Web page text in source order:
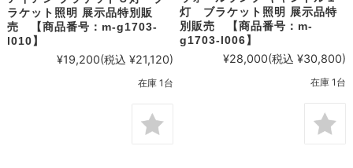
ラケット照明 展示品特別販
売 【商品番号：m-g1703-
l010】
¥19,200(税込 ¥21,120)
在庫 1台
灯 ブラケット照明 展示品特
別販売 【商品番号：m-
g1703-l006】
¥28,000(税込 ¥30,800)
在庫 1台